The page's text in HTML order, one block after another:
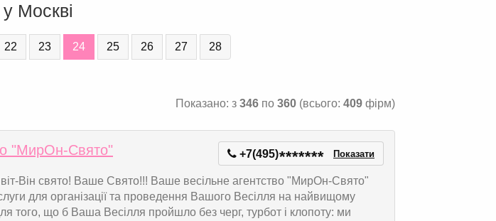
у Москві
22 23 24 25 26 27 28
Показано: з 346 по 360 (всього: 409 фірм)
"МирОн-Свято" +7(495)******* Показати
Він свято! Ваше Свято!!! Ваше весільне агентство "МирОн-Свято"
для організації та проведення Вашого Весілля на найвищому
того, що б Ваша Весілля пройшло без черг, турбот і клопоту: ми